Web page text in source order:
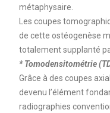
métaphysaire.
Les coupes
de cette ostéogenèse
totalement supplanté
* Tomodensitométrie
Grâce à des coupes
devenu l’élément
radiographies